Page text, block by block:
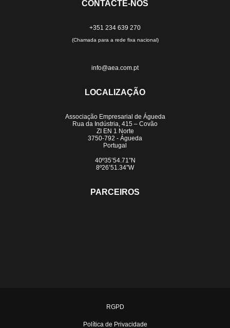
CONTACTE-NOS
+351 234 639 270
(Chamada para a rede fixa nacional)
info@aea.com.pt
LOCALIZAÇÃO
Associação Empresarial de Águeda
Rua da Indústria, 415 – Covão
ZI EN 1 Norte
3750-792 - Águeda
Portugal
40º35’54.71”N
8º26’51.34”W
PARCEIROS
RGPD
Política de Privacidade